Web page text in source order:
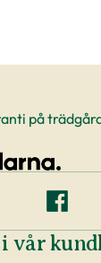
på
vår